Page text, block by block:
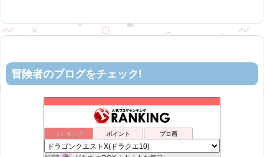
冒険者のブログをチェック!
ランキング ポイント ブロ画
リホレイショ・ゲームブログ
53位 机上の空論-DQ10エアプ日記
54位 カスミ心理学研究所